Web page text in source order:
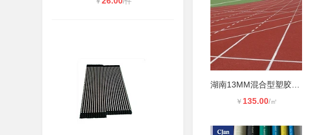
￥ 135.00/㎡